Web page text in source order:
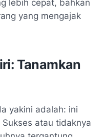
lebih cepat, bahkan
yang mengajak
Tanamkan
yakini adalah: ini
Sukses atau tidaknya